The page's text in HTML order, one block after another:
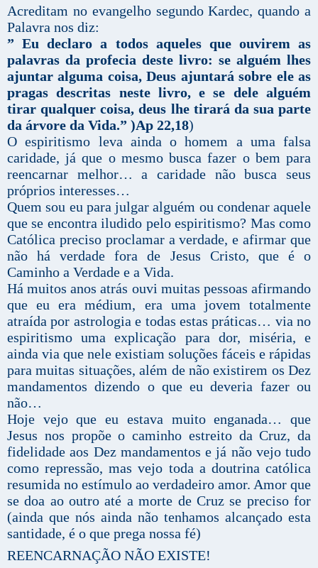
Acreditam no evangelho segundo Kardec, quando a
Palavra nos diz:
” Eu declaro a todos aqueles que ouvirem as
palavras da profecia deste livro: se alguém lhes
ajuntar alguma coisa, Deus ajuntará sobre ele as
pragas descritas neste livro, e se dele alguém
tirar qualquer coisa, deus lhe tirará da sua parte
da árvore da Vida.” )Ap 22,18)
O espiritismo leva ainda o homem a uma falsa
caridade, já que o mesmo busca fazer o bem para
reencarnar melhor… a caridade não busca seus
próprios interesses…
Quem sou eu para julgar alguém ou condenar aquele
que se encontra iludido pelo espiritismo? Mas como
Católica preciso proclamar a verdade, e afirmar que
não há verdade fora de Jesus Cristo, que é o
Caminho a Verdade e a Vida.
Há muitos anos atrás ouvi muitas pessoas afirmando
que eu era médium, era uma jovem totalmente
atraída por astrologia e todas estas práticas… via no
espiritismo uma explicação para dor, miséria, e
ainda via que nele existiam soluções fáceis e rápidas
para muitas situações, além de não existirem os Dez
mandamentos dizendo o que eu deveria fazer ou
não…
Hoje vejo que eu estava muito enganada… que
Jesus nos propõe o caminho estreito da Cruz, da
fidelidade aos Dez mandamentos e já não vejo tudo
como repressão, mas vejo toda a doutrina católica
resumida no estímulo ao verdadeiro amor. Amor que
se doa ao outro até a morte de Cruz se preciso for
(ainda que nós ainda não tenhamos alcançado esta
santidade, é o que prega nossa fé)
REENCARNAÇÃO NÃO EXISTE!